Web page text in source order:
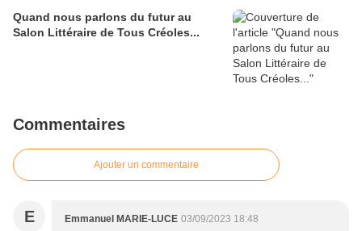
Quand nous parlons du futur au
Salon Littéraire de Tous Créoles...
Commentaires
Ajouter un commentaire
E Emmanuel MARIE-LUCE 03/09/2023 18:48